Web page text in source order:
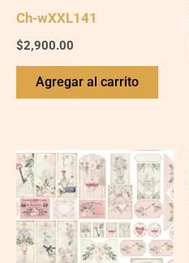
Ch-wXXL141
$2,900.00
Agregar al carrito
Ch-
wXXL143
quantity